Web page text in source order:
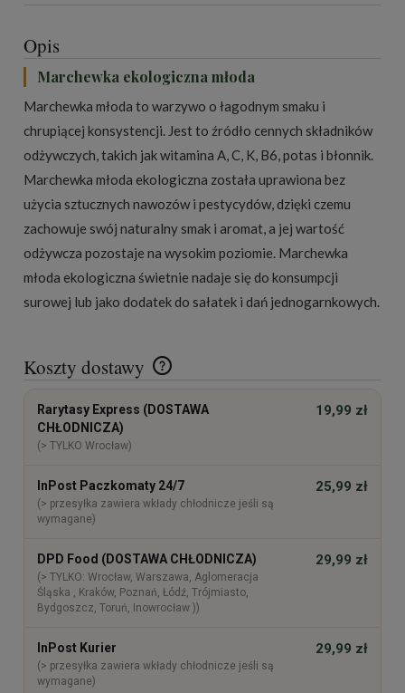
Opis
Marchewka ekologiczna młoda
Marchewka młoda to warzywo o łagodnym smaku i
chrupiącej konsystencji. Jest to źródło cennych składników
odżywczych, takich jak witamina A, C, K, B6, potas i błonnik.
Marchewka młoda ekologiczna została uprawiona bez
użycia sztucznych nawozów i pestycydów, dzięki czemu
zachowuje swój naturalny smak i aromat, a jej wartość
odżywcza pozostaje na wysokim poziomie. Marchewka
młoda ekologiczna świetnie nadaje się do konsumpcji
surowej lub jako dodatek do sałatek i dań jednogarnkowych.
Koszty dostawy
Cena nie zawiera ewentualnych kosztów płatności
Rarytasy Express (DOSTAWA
CHŁODNICZA)
(> TYLKO Wrocław)
19,99 zł
InPost Paczkomaty 24/7
(> przesyłka zawiera wkłady chłodnicze jeśli są
wymagane)
25,99 zł
DPD Food (DOSTAWA CHŁODNICZA)
(> TYLKO: Wrocław, Warszawa, Aglomeracja
Śląska , Kraków, Poznań, Łódź, Trójmiasto,
Bydgoszcz, Toruń, Inowrocław ))
29,99 zł
InPost Kurier
(> przesyłka zawiera wkłady chłodnicze jeśli są
wymagane)
29,99 zł